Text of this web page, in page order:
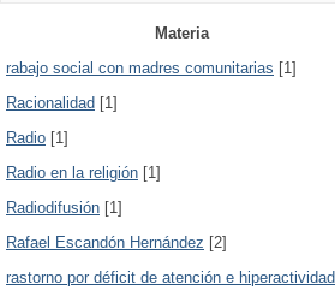
Materia
rabajo social con madres comunitarias [1]
Racionalidad [1]
Radio [1]
Radio en la religión [1]
Radiodifusión [1]
Rafael Escandón Hernández [2]
rastorno por déficit de atención e hiperactividad